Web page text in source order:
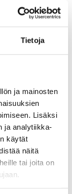
Tietoja
ja mainosten
Lisäksi
ja analytiikka-
käytät
näitä
tai joita on